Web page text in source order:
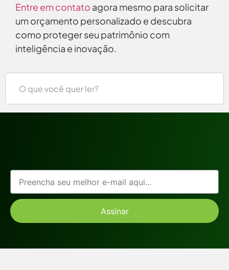
Entre em contato agora mesmo para solicitar
um orçamento personalizado e descubra
como proteger seu patrimônio com
inteligência e inovação.
Assinar